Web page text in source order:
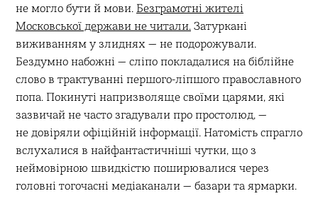
не могло бути й мови. Безграмотні жителі
Московської держави не читали.Затуркані
виживанням у злиднях — не подорожували.
Бездумно набожні — сліпо покладалися на біблійне
слово в трактуванні першого-ліпшого православного
попа. Покинуті напризволяще своїми царями, які
зазвичай не часто згадували про простолюд, —
не довіряли офіційній інформації. Натомість спрагло
вслухалися в найфантастичніші чутки, що з
неймовірною швидкістю поширювалися через
головні тогочасні медіаканали — базари та ярмарки.